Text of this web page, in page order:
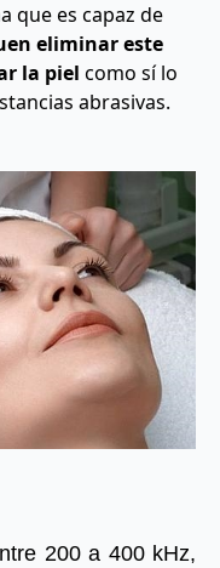
que es capaz de
eliminar este
la piel como sí lo
abrasivas.
200 a 400 kHz,